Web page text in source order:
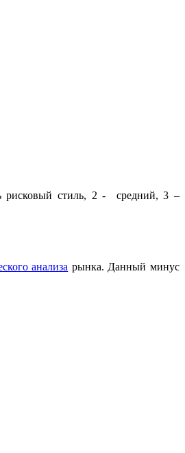
рисковый стиль, 2 - средний, 3 –
анализа рынка. Данный минус